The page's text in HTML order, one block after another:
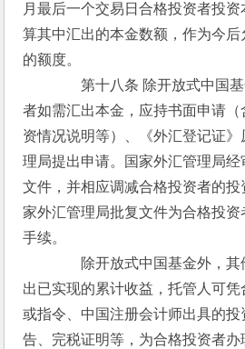
月最后一个交易日合格投资者投
算其中汇出的本金数额，作为今
的额度。
第十八条 除开放式中国基金
者如需汇出本金，应持书面申请
资情况说明等）、《外汇登记证
理局提出申请。国家外汇管理局经
文件，并相应调减合格投资者的投
家外汇管理局批复文件为合格投
手续。
除开放式中国基金外，其他
出已实现的累计收益，托管人可
或指令、中国注册会计师出具的
告、完税证明等，为合格投资者